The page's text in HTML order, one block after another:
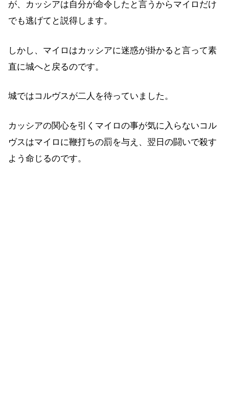
が、カッシアは自分が命令したと言うからマイロだけ
でも逃げてと説得します。
しかし、マイロはカッシアに迷惑が掛かると言って素
直に城へと戻るのです。
城ではコルヴスが二人を待っていました。
カッシアの関心を引くマイロの事が気に入らないコル
ヴスはマイロに鞭打ちの罰を与え、翌日の闘いで殺す
よう命じるのです。